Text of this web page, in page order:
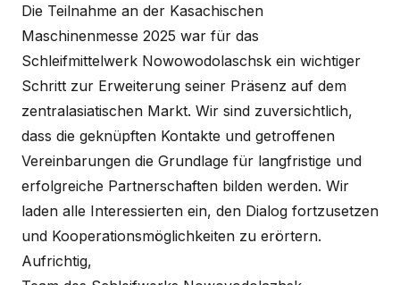
Die Teilnahme an der Kasachischen
Maschinenmesse 2025 war für das
Schleifmittelwerk Nowowodolaschsk ein wichtiger
Schritt zur Erweiterung seiner Präsenz auf dem
zentralasiatischen Markt. Wir sind zuversichtlich,
dass die geknüpften Kontakte und getroffenen
Vereinbarungen die Grundlage für langfristige und
erfolgreiche Partnerschaften bilden werden. Wir
laden alle Interessierten ein, den Dialog fortzusetzen
und Kooperationsmöglichkeiten zu erörtern.
Aufrichtig,